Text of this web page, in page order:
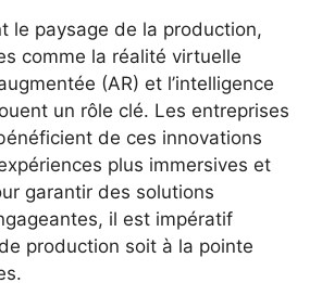
le paysage de la production,
comme la réalité virtuelle
(AR) et l’intelligence
un rôle clé. Les entreprises
de ces innovations
plus immersives et
garantir des solutions
il est impératif
production soit à la pointe